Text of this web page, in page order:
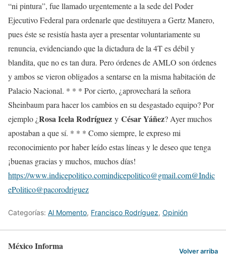
“ni pintura”, fue llamado urgentemente a la sede del Poder
Ejecutivo Federal para ordenarle que destituyera a Gertz Manero,
pues éste se resistía hasta ayer a presentar voluntariamente su
renuncia, evidenciando que la dictadura de la 4T es débil y
blandita, que no es tan dura. Pero órdenes de AMLO son órdenes
y ambos se vieron obligados a sentarse en la misma habitación de
Palacio Nacional. * * * Por cierto, ¿aprovechará la señora
Sheinbaum para hacer los cambios en su desgastado equipo? Por
ejemplo ¿Rosa Icela Rodríguez y César Yáñez? Ayer muchos
apostaban a que sí. * * * Como siempre, le expreso mi
reconocimiento por haber leído estas líneas y le deseo que tenga
¡buenas gracias y muchos, muchos días!
https://www.indicepolitico.comindicepolitico@gmail.com@Indic
ePolitico@pacorodriguez
Categorías: Al Momento, Francisco Rodríguez, Opinión
México Informa Volver arriba